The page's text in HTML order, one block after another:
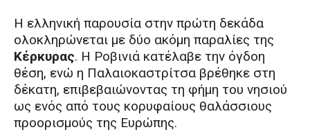
Η ελληνική παρουσία στην πρώτη δεκάδα
ολοκληρώνεται με δύο ακόμη παραλίες της
Κέρκυρας. Η Ροβινιά κατέλαβε την όγδοη
θέση, ενώ η Παλαιοκαστρίτσα βρέθηκε στη
δέκατη, επιβεβαιώνοντας τη φήμη του νησιού
ως ενός από τους κορυφαίους θαλάσσιους
προορισμούς της Ευρώπης.